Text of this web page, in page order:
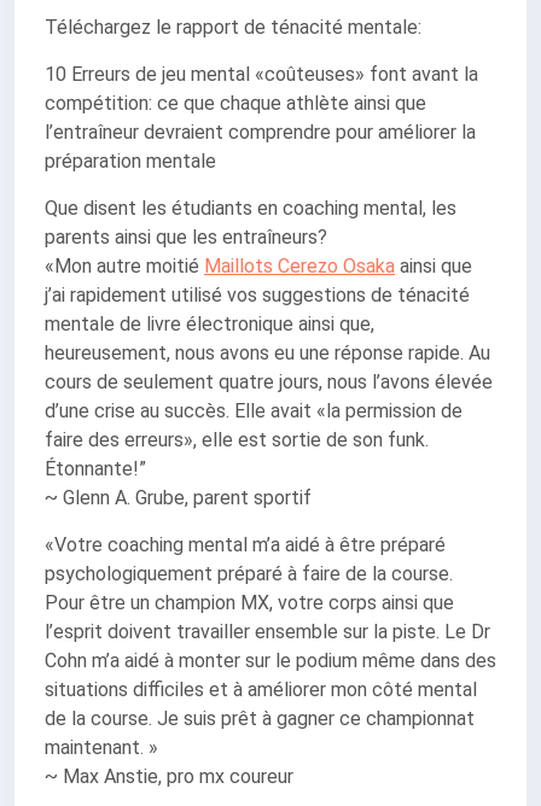
Téléchargez le rapport de ténacité mentale:
10 Erreurs de jeu mental «coûteuses» font avant la
compétition: ce que chaque athlète ainsi que
l’entraîneur devraient comprendre pour améliorer la
préparation mentale
Que disent les étudiants en coaching mental, les
parents ainsi que les entraîneurs?
«Mon autre moitié Maillots Cerezo Osaka ainsi que
j’ai rapidement utilisé vos suggestions de ténacité
mentale de livre électronique ainsi que,
heureusement, nous avons eu une réponse rapide. Au
cours de seulement quatre jours, nous l’avons élevée
d’une crise au succès. Elle avait «la permission de
faire des erreurs», elle est sortie de son funk.
Étonnante!”
~ Glenn A. Grube, parent sportif
«Votre coaching mental m’a aidé à être préparé
psychologiquement préparé à faire de la course.
Pour être un champion MX, votre corps ainsi que
l’esprit doivent travailler ensemble sur la piste. Le Dr
Cohn m’a aidé à monter sur le podium même dans des
situations difficiles et à améliorer mon côté mental
de la course. Je suis prêt à gagner ce championnat
maintenant. »
~ Max Anstie, pro mx coureur